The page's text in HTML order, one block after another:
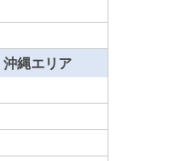
沖縄エリア